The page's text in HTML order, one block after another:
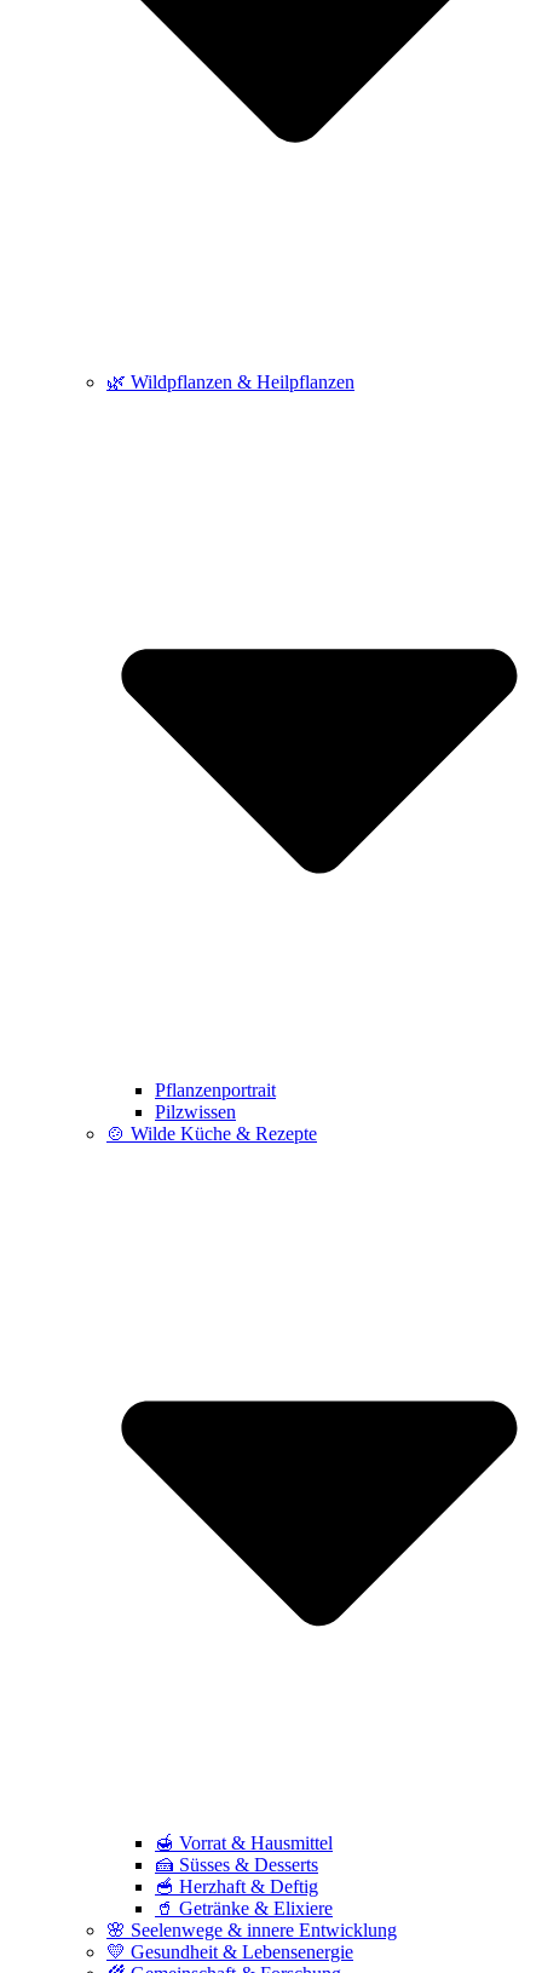
🌿 Wildpflanzen & Heilpflanzen
Pflanzenportrait
Pilzwissen
🍲 Wilde Küche & Rezepte
🍯 Vorrat & Hausmittel
🍰 Süsses & Desserts
🥣 Herzhaft & Deftig
🥤 Getränke & Elixiere
🌸 Seelenwege & innere Entwicklung
💛 Gesundheit & Lebensenergie